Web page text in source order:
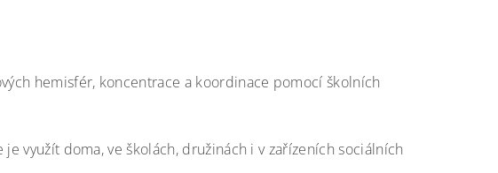
hemisfér, koncentrace a koordinace pomocí školních
využít doma, ve školách, družinách i v zařízeních sociálních